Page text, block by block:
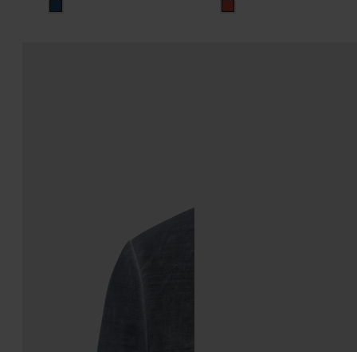
미스트
멀티컬러